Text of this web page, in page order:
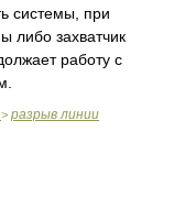
системы, при
либо захватчик
работу с
> разрыв линии